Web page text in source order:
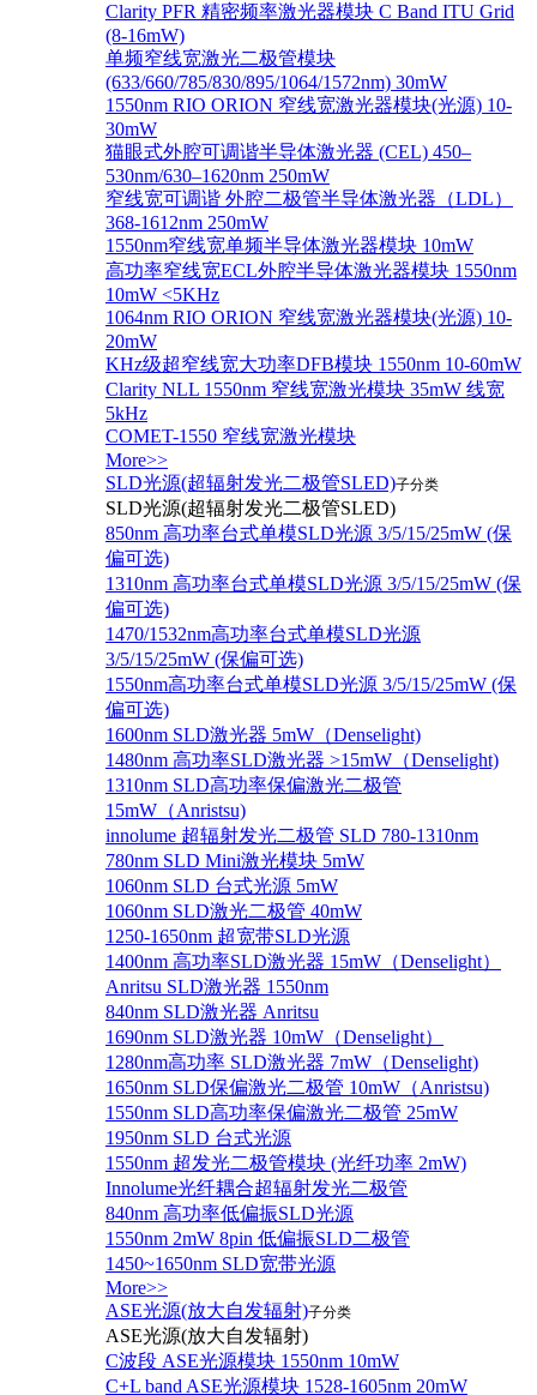
Clarity PFR 精密频率激光器模块 C Band ITU Grid
(8-16mW)
单频窄线宽激光二极管模块
(633/660/785/830/895/1064/1572nm) 30mW
1550nm RIO ORION 窄线宽激光器模块(光源) 10-
30mW
猫眼式外腔可调谐半导体激光器 (CEL) 450–
530nm/630–1620nm 250mW
窄线宽可调谐 外腔二极管半导体激光器（LDL）
368-1612nm 250mW
1550nm窄线宽单频半导体激光器模块 10mW
高功率窄线宽ECL外腔半导体激光器模块 1550nm
10mW <5KHz
1064nm RIO ORION 窄线宽激光器模块(光源) 10-
20mW
KHz级超窄线宽大功率DFB模块 1550nm 10-60mW
Clarity NLL 1550nm 窄线宽激光模块 35mW 线宽
5kHz
COMET-1550 窄线宽激光模块
More>>
SLD光源(超辐射发光二极管SLED)子分类
SLD光源(超辐射发光二极管SLED)
850nm 高功率台式单模SLD光源 3/5/15/25mW (保
偏可选)
1310nm 高功率台式单模SLD光源 3/5/15/25mW (保
偏可选)
1470/1532nm高功率台式单模SLD光源
3/5/15/25mW (保偏可选)
1550nm高功率台式单模SLD光源 3/5/15/25mW (保
偏可选)
1600nm SLD激光器 5mW（Denselight)
1480nm 高功率SLD激光器 >15mW（Denselight)
1310nm SLD高功率保偏激光二极管
15mW（Anristsu)
innolume 超辐射发光二极管 SLD 780-1310nm
780nm SLD Mini激光模块 5mW
1060nm SLD 台式光源 5mW
1060nm SLD激光二极管 40mW
1250-1650nm 超宽带SLD光源
1400nm 高功率SLD激光器 15mW（Denselight）
Anritsu SLD激光器 1550nm
840nm SLD激光器 Anritsu
1690nm SLD激光器 10mW（Denselight）
1280nm高功率 SLD激光器 7mW（Denselight)
1650nm SLD保偏激光二极管 10mW（Anristsu)
1550nm SLD高功率保偏激光二极管 25mW
1950nm SLD 台式光源
1550nm 超发光二极管模块 (光纤功率 2mW)
Innolume光纤耦合超辐射发光二极管
840nm 高功率低偏振SLD光源
1550nm 2mW 8pin 低偏振SLD二极管
1450~1650nm SLD宽带光源
More>>
ASE光源(放大自发辐射)子分类
ASE光源(放大自发辐射)
C波段 ASE光源模块 1550nm 10mW
C+L band ASE光源模块 1528-1605nm 20mW